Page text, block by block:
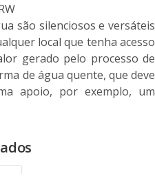
são silenciosos e versáteis
local que tenha acesso
gerado pelo processo de
de água quente, que deve
apoio, por exemplo, um